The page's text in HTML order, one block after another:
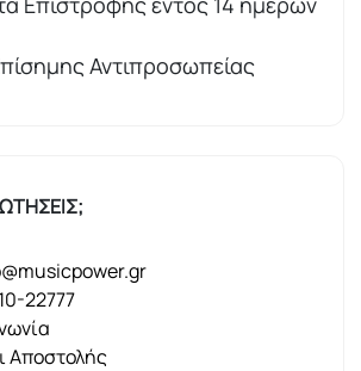
Αντιπροσωπείας
22777
Αποστολής